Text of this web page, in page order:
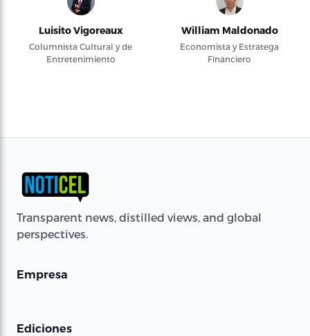
Luisito Vigoreaux
Columnista Cultural y de
Entretenimiento
William Maldonado
Economista y Estratega
Financiero
Transparent news, distilled views, and global
perspectives.
Empresa
Ediciones